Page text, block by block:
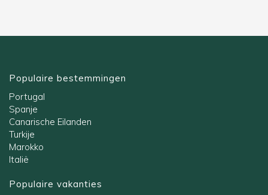
Populaire bestemmingen
Portugal
Spanje
Canarische Eilanden
Turkije
Marokko
Italië
Populaire vakanties